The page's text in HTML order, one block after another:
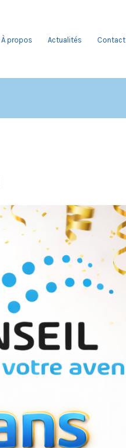
À propos Actualités Contact